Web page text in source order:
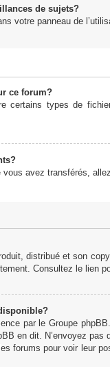
de sujets?
votre panneau de
ce forum?
certains types de
avez transférés,
distribué et son
Consultez le lien
par le Groupe
en dit. N’envoyez
forums pour voir leur